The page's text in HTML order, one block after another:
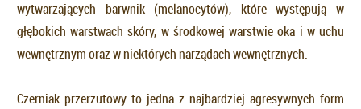
wytwarzających barwnik (melanocytów), które występują w
głębokich warstwach skóry, w środkowej warstwie oka i w uchu
wewnętrznym oraz w niektórych narządach wewnętrznych.
Czerniak przerzutowy to jedna z najbardziej agresywnych form